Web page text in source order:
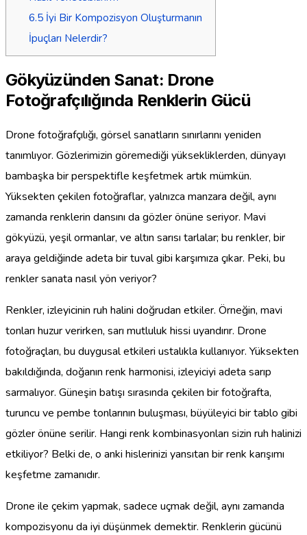
6.5İyi Bir Kompozisyon Oluşturmanın
İpuçları Nelerdir?
Gökyüzünden Sanat: Drone
Fotoğrafçılığında Renklerin Gücü
Drone fotoğrafçılığı, görsel sanatların sınırlarını yeniden
tanımlıyor. Gözlerimizin göremediği yüksekliklerden, dünyayı
bambaşka bir perspektifle keşfetmek artık mümkün.
Yüksekten çekilen fotoğraflar, yalnızca manzara değil, aynı
zamanda renklerin dansını da gözler önüne seriyor. Mavi
gökyüzü, yeşil ormanlar, ve altın sarısı tarlalar; bu renkler, bir
araya geldiğinde adeta bir tuval gibi karşımıza çıkar. Peki, bu
renkler sanata nasıl yön veriyor?
Renkler, izleyicinin ruh halini doğrudan etkiler. Örneğin, mavi
tonları huzur verirken, sarı mutluluk hissi uyandırır. Drone
fotoğraçları, bu duygusal etkileri ustalıkla kullanıyor. Yüksekten
bakıldığında, doğanın renk harmonisi, izleyiciyi adeta sarıp
sarmalıyor. Güneşin batışı sırasında çekilen bir fotoğrafta,
turuncu ve pembe tonlarının buluşması, büyüleyici bir tablo gibi
gözler önüne serilir. Hangi renk kombinasyonları sizin ruh halinizi
etkiliyor? Belki de, o anki hislerinizi yansıtan bir renk karışımı
keşfetme zamanıdır.
Drone ile çekim yapmak, sadece uçmak değil, aynı zamanda
kompozisyonu da iyi düşünmek demektir. Renklerin gücünü